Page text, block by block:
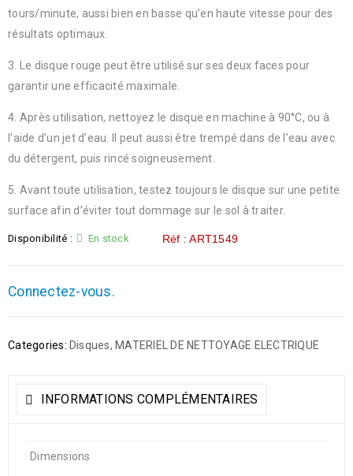
tours/minute, aussi bien en basse qu’en haute vitesse pour des
résultats optimaux.
3. Le disque rouge peut être utilisé sur ses deux faces pour
garantir une efficacité maximale.
4. Après utilisation, nettoyez le disque en machine à 90°C, ou à
l’aide d’un jet d’eau. Il peut aussi être trempé dans de l’eau avec
du détergent, puis rincé soigneusement.
5. Avant toute utilisation, testez toujours le disque sur une petite
surface afin d’éviter tout dommage sur le sol à traiter.
Disponibilité : En stock Réf : ART1549
Connectez-vous.
Categories: Disques, MATERIEL DE NETTOYAGE ELECTRIQUE
INFORMATIONS COMPLÉMENTAIRES
Dimensions